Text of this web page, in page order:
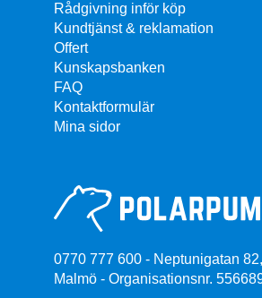
0770 777 600 - Neptunigatan
Malmö - Organisationsnr.
Rådgivning inför köp
Kundtjänst & reklamation
Offert
Kunskapsbanken
FAQ
Kontaktformulär
Mina sidor